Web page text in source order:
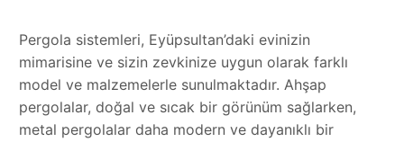
Pergola sistemleri, Eyüpsultan’daki evinizin
mimarisine ve sizin zevkinize uygun olarak farklı
model ve malzemelerle sunulmaktadır. Ahşap
pergolalar, doğal ve sıcak bir görünüm sağlarken,
metal pergolalar daha modern ve dayanıklı bir